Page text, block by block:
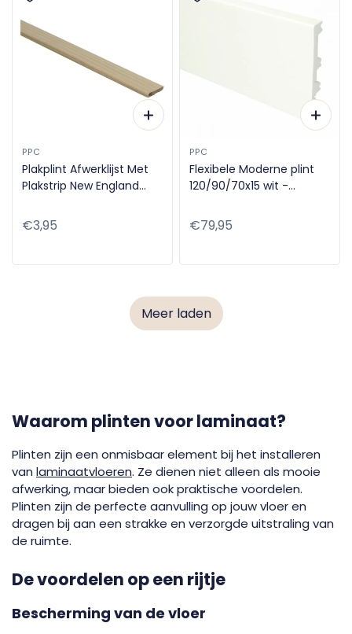
PPC
Plakplint Afwerklijst Met
Plakstrip New England
Normale
€3,95
PPC
Flexibele Moderne plint
120/90/70x15 wit -
kleur)
Normale
€79,95
Meer laden
Waarom plinten voor laminaat?
Plinten zijn een onmisbaar element bij het installeren
van laminaatvloeren. Ze dienen niet alleen als mooie
afwerking, maar bieden ook praktische voordelen.
Plinten zijn de perfecte aanvulling op jouw vloer en
dragen bij aan een strakke en verzorgde uitstraling van
de ruimte.
De voordelen op een rijtje
Bescherming van de vloer